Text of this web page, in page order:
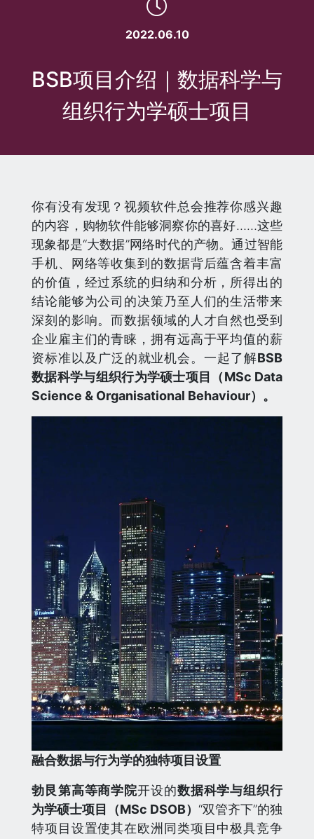
2022.06.10
BSB项目介绍｜数据科学与
组织行为学硕士项目
你有没有发现？视频软件总会推荐你感兴趣
的内容，购物软件能够洞察你的喜好……这些
现象都是“大数据”网络时代的产物。通过智能
手机、网络等收集到的数据背后蕴含着丰富
的价值，经过系统的归纳和分析，所得出的
结论能够为公司的决策乃至人们的生活带来
深刻的影响。而数据领域的人才自然也受到
企业雇主们的青睐，拥有远高于平均值的薪
资标准以及广泛的就业机会。一起了解BSB
数据科学与组织行为学硕士项目（MSc Data
Science & Organisational Behaviour）。
融合数据与行为学的独特项目设置
勃艮第高等商学院开设的数据科学与组织行
为学硕士项目（MSc DSOB） “双管齐下”的独
特项目设置使其在欧洲同类项目中极具竞争